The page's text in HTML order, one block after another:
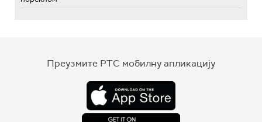
Преузмите РТС мобилну апликацију